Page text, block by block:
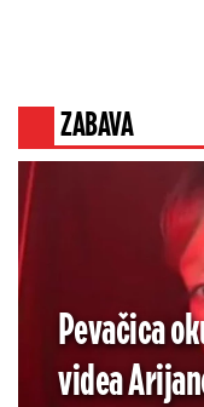
ZABAVA
Pevačica
videa